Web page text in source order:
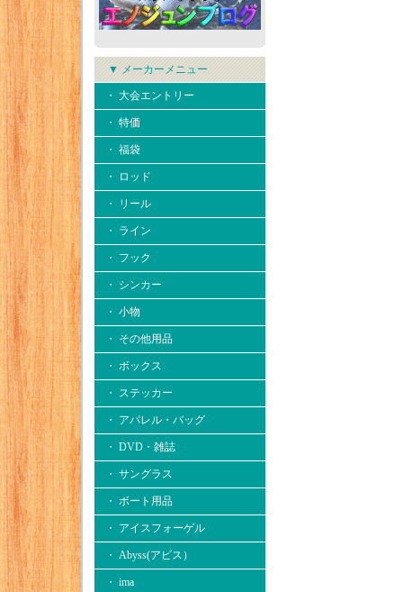
▼ メーカーメニュー
・ 大会エントリー
・ 特価
・ 福袋
・ ロッド
・ リール
・ ライン
・ フック
・ シンカー
・ 小物
・ その他用品
・ ボックス
・ ステッカー
・ アパレル・バッグ
・ DVD・雑誌
・ サングラス
・ ボート用品
・ アイスフォーゲル
・ Abyss(アビス）
・ ima